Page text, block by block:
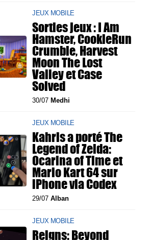
JEUX MOBILE
Sorties jeux : I Am
Hamster, CookieRun
Crumble, Harvest
Moon The Lost
Valley et Case
Solved
30/07 Medhi
JEUX MOBILE
Kahris a porté The
Legend of Zelda:
Ocarina of Time et
Mario Kart 64 sur
iPhone via Codex
29/07Alban
JEUX MOBILE
Reigns: Beyond